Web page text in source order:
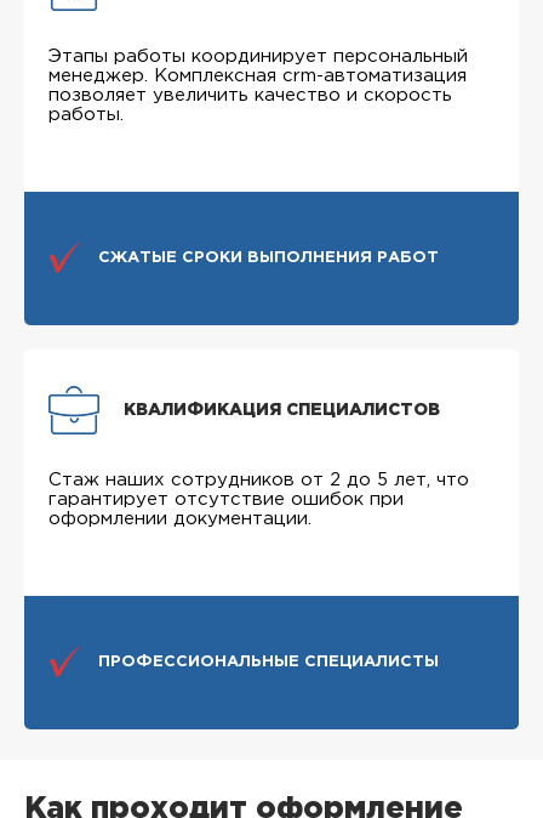
Этапы работы координирует персональный
менеджер. Комплексная crm-автоматизация
позволяет увеличить качество и скорость
работы.
СЖАТЫЕ СРОКИ ВЫПОЛНЕНИЯ РАБОТ
КВАЛИФИКАЦИЯ СПЕЦИАЛИСТОВ
Стаж наших сотрудников от 2 до 5 лет, что
гарантирует отсутствие ошибок при
оформлении документации.
ПРОФЕССИОНАЛЬНЫЕ СПЕЦИАЛИСТЫ
Как проходит оформление